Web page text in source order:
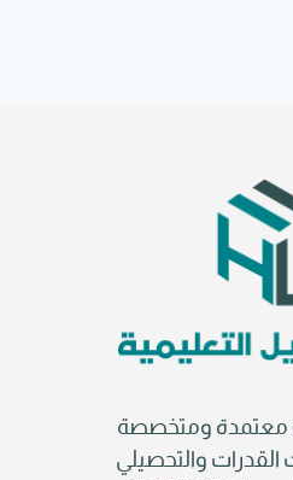
معتمدة ومتخصصة
القدرات والتحصيلي